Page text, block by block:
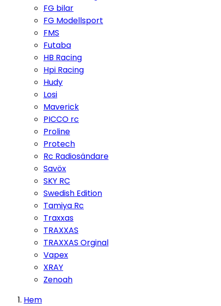
FG bilar
FG Modellsport
FMS
Futaba
HB Racing
Hpi Racing
Hudy
Losi
Maverick
PICCO rc
Proline
Protech
Rc Radiosändare
Savöx
SKY RC
Swedish Edition
Tamiya Rc
Traxxas
TRAXXAS
TRAXXAS Orginal
Vapex
XRAY
Zenoah
Hem